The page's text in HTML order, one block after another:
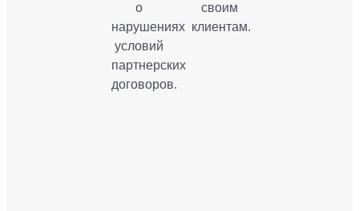
о
нарушениях
условий
партнерских
договоров.
своим
клиентам.